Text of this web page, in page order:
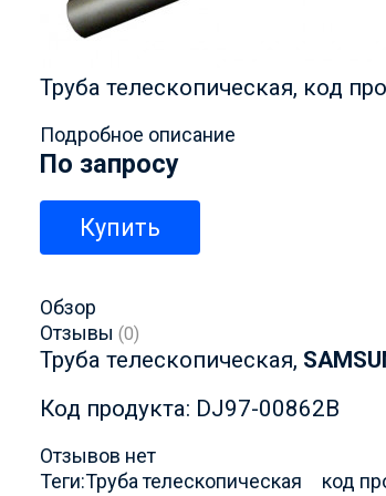
Труба телескопическая, код
Подробное описание
По запросу
Купить
Обзор
Отзывы (0)
Труба телескопическая,
Код продукта: DJ97-00862B
Отзывов нет
Теги:Труба телескопическая код